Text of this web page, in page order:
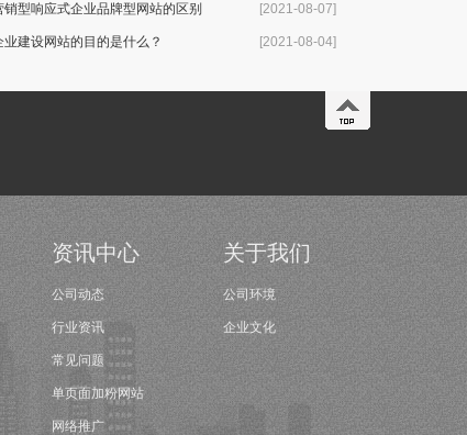
[2021-08-07]
销型响应式企业品牌型网站的区别
[2021-08-04]
业建设网站的目的是什么？
资讯中心
公司动态
行业资讯
常见问题
单页面加粉网站
网络推广
关于我们
公司环境
企业文化